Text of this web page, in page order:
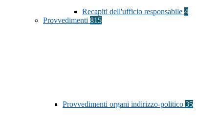
Recapiti dell'ufficio responsabile 4
Provvedimenti 815
Provvedimenti organi indirizzo-politico 35